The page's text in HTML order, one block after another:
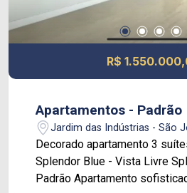
R$
Apartamentos - Padrão
Jardim das Indústrias - São
Decorado apartamento 3
Splendor Blue - Vista Livre Splendor Blue - Alto
Padrão Apartamento sofisticado e aconchegante